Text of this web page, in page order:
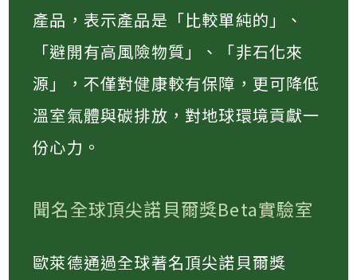
產品，表示產品是「比較單純的」、
「避開有高風險物質」、「非石化來
源」，不僅對健康較有保障，更可降低
溫室氣體與碳排放，對地球環境貢獻一
份心力。
聞名全球頂尖諾貝爾獎Beta實驗室
歐萊德通過全球著名頂尖諾貝爾獎